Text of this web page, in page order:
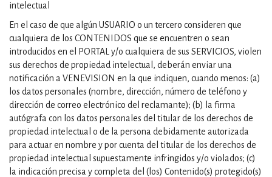
intelectual
En el caso de que algún USUARIO o un tercero consideren que
cualquiera de los CONTENIDOS que se encuentren o sean
introducidos en el PORTAL y/o cualquiera de sus SERVICIOS, violen
sus derechos de propiedad intelectual, deberán enviar una
notificación a VENEVISION en la que indiquen, cuando menos: (a)
los datos personales (nombre, dirección, número de teléfono y
dirección de correo electrónico del reclamante); (b) la firma
autógrafa con los datos personales del titular de los derechos de
propiedad intelectual o de la persona debidamente autorizada
para actuar en nombre y por cuenta del titular de los derechos de
propiedad intelectual supuestamente infringidos y/o violados; (c)
la indicación precisa y completa del (los) Contenido(s) protegido(s)